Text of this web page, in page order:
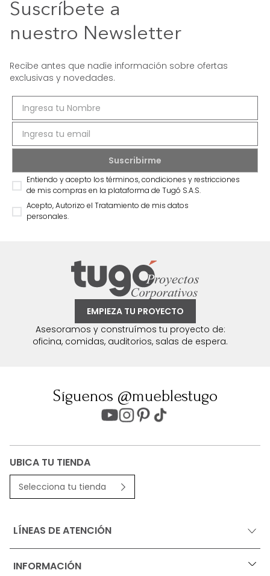
Suscríbete a
nuestro Newsletter
Recibe antes que nadie información sobre ofertas
exclusivas y novedades.
Entiendo y acepto los términos, condiciones y restricciones
de mis compras en la plataforma de Tugó S.A.S.
Acepto, Autorizo el Tratamiento de mis datos
personales.
EMPIEZA TU PROYECTO
Asesoramos y construímos tu proyecto de:
oficina, comidas, auditorios, salas de espera.
Síguenos @mueblestugo
UBICA TU TIENDA
Selecciona tu tienda
LÍNEAS DE ATENCIÓN
INFORMACIÓN +